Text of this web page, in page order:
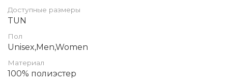
Доступные размеры
TUN
Пол
Unisex,Men,Women
Материал
100% полиэстер